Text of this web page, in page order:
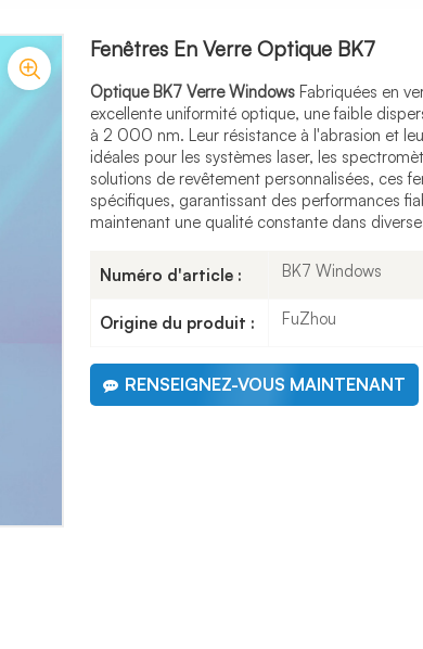
Fenêtres En Verre Optique BK7
Optique BK7 VerreWindowsFabriquées en
excellente uniformité optique, une faible
à 2 000 nm. Leur résistance à l'abrasion et
idéales pour les systèmes laser, les
solutions de revêtement personnalisées, ces
spécifiques, garantissant des performances
maintenant une qualité constante dans
Numéro d'article : BK7 Windows
Origine du produit : FuZhou
RENSEIGNEZ-VOUS MAINTENANT